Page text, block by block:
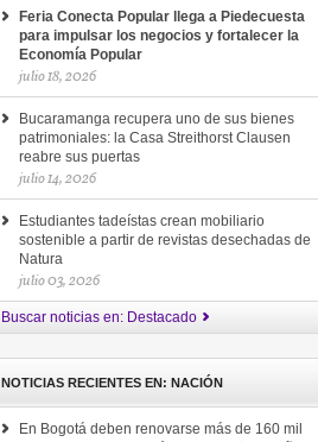
Feria Conecta Popular llega a Piedecuesta
para impulsar los negocios y fortalecer la
Economía Popular
julio 18, 2026
Bucaramanga recupera uno de sus bienes
patrimoniales: la Casa Streithorst Clausen
reabre sus puertas
julio 14, 2026
Estudiantes tadeístas crean mobiliario
sostenible a partir de revistas desechadas de
Natura
julio 03, 2026
Buscar noticias en: Destacado
NOTICIAS RECIENTES EN: NACIÓN
En Bogotá deben renovarse más de 160 mil